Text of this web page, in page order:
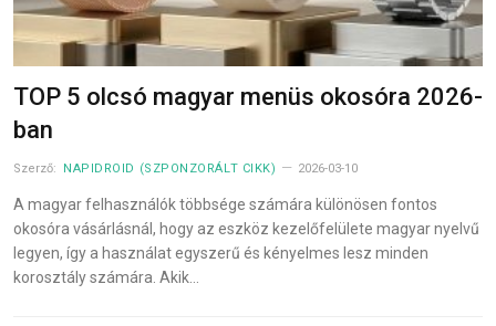
TOP 5 olcsó magyar menüs okosóra 2026-
ban
Szerző: NAPIDROID (SZPONZORÁLT CIKK) 2026-03-10
A magyar felhasználók többsége számára különösen fontos
okosóra vásárlásnál, hogy az eszköz kezelőfelülete magyar nyelvű
legyen, így a használat egyszerű és kényelmes lesz minden
korosztály számára. Akik…